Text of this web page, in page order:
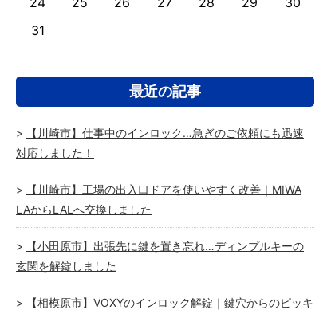
31
最近の記事
【川崎市】仕事中のインロック…急ぎのご依頼にも迅速
対応しました！
【川崎市】工場の出入口ドアを使いやすく改善｜MIWA
LAからLALへ交換しました
【小田原市】出張先に鍵を置き忘れ…ディンプルキーの
玄関を解錠しました
【相模原市】VOXYのインロック解錠｜鍵穴からのピッキ